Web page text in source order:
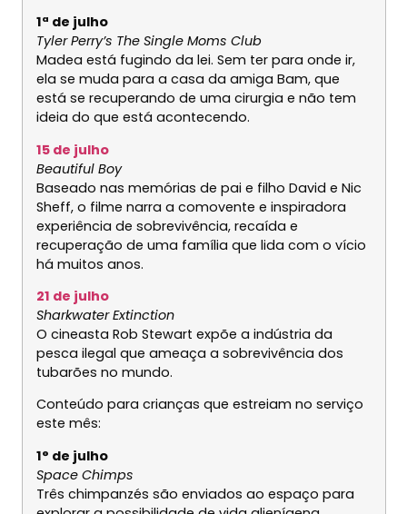
1ª de julho
Tyler Perry’s The Single Moms Club
Madea está fugindo da lei. Sem ter para onde ir,
ela se muda para a casa da amiga Bam, que
está se recuperando de uma cirurgia e não tem
ideia do que está acontecendo.
15 de julho
Beautiful Boy
Baseado nas memórias de pai e filho David e Nic
Sheff, o filme narra a comovente e inspiradora
experiência de sobrevivência, recaída e
recuperação de uma família que lida com o vício
há muitos anos.
21 de julho
Sharkwater Extinction
O cineasta Rob Stewart expõe a indústria da
pesca ilegal que ameaça a sobrevivência dos
tubarões no mundo.
Conteúdo para crianças que estreiam no serviço
este mês:
1° de julho
Space Chimps
Três chimpanzés são enviados ao espaço para